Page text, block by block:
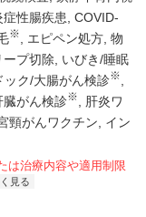
症性腸疾患 COVID-
※ エピペン処方 物
ープ切除
いびき/睡眠
ック/大腸がん検診※
臓がん検診※
肝炎ワ
頸がんワクチン
イン
は治療内容や適用制限
見る